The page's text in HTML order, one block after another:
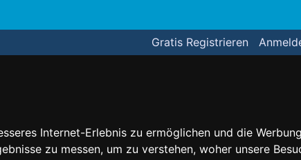
Internet-Erlebnis zu ermöglichen und die
zu messen, um zu verstehen, woher unsere
Gratis Registrieren